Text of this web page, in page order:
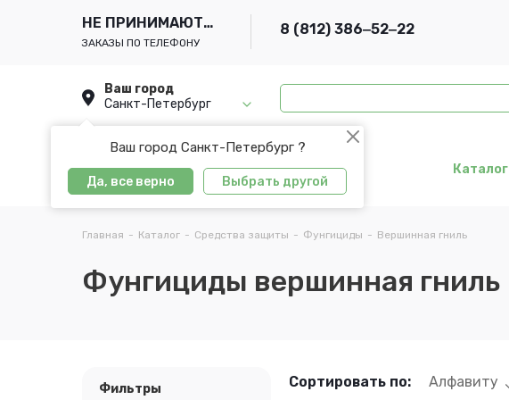
НЕ ПРИНИМАЮТСЯ
ЗАКАЗЫ ПО ТЕЛЕФОНУ
8 (812) 386‒52‒22
Ваш город
Санкт-Петербург
Ваш город Санкт-Петербург ?
Да, все верно Выбрать другой
Каталог
Главная - Каталог - Средства защиты - Фунгициды - Вершинная гниль
Фунгициды вершинная гниль
Фильтры Сортировать по: Алфавиту